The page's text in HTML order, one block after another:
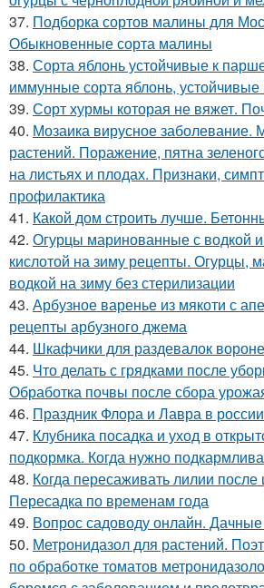
37. Подборка сортов малины для
Обыкновенные сорта малины
38. Сорта яблонь устойчивые к
иммунные сорта яблонь,
39. Сорт хурмы которая не вяжет.
40. Мозаика вирусное заболевание.
растений. Поражение, пятна
на листьях и плодах. Признаки,
профилактика
41. Какой дом строить лучше.
42. Огурцы маринованные с водкой
кислотой на зиму рецепты. Огурцы,
водкой на зиму без стерилизации
43. Арбузное варенье из мякоти с
рецепты арбузного джема
44. Шкафчики для раздевалок
45. Что делать с грядками после
Обработка почвы после сбора
46. Праздник Флора и Лавра в
47. Клубника посадка и уход в
подкормка. Когда нужно
48. Когда пересаживать лилии после
Пересадка по временам года
49. Вопрос садоводу онлайн.
50. Метронидазол для растений.
по обработке томатов